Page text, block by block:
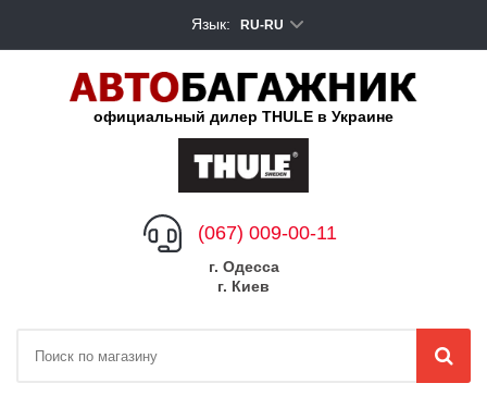
Язык: RU-RU
официальный дилер THULE в Украине
(067) 009-00-11
г. Одесса
г. Киев